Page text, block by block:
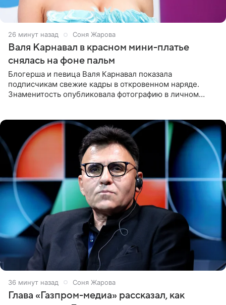
26 минут назад Соня Жарова
Валя Карнавал в красном мини-платье
снялась на фоне пальм
Блогерша и певица Валя Карнавал показала
подписчикам свежие кадры в откровенном наряде.
Знаменитость опубликовала фотографию в личном
36 минут назад Соня Жарова
Глава «Газпром-медиа» рассказал, как